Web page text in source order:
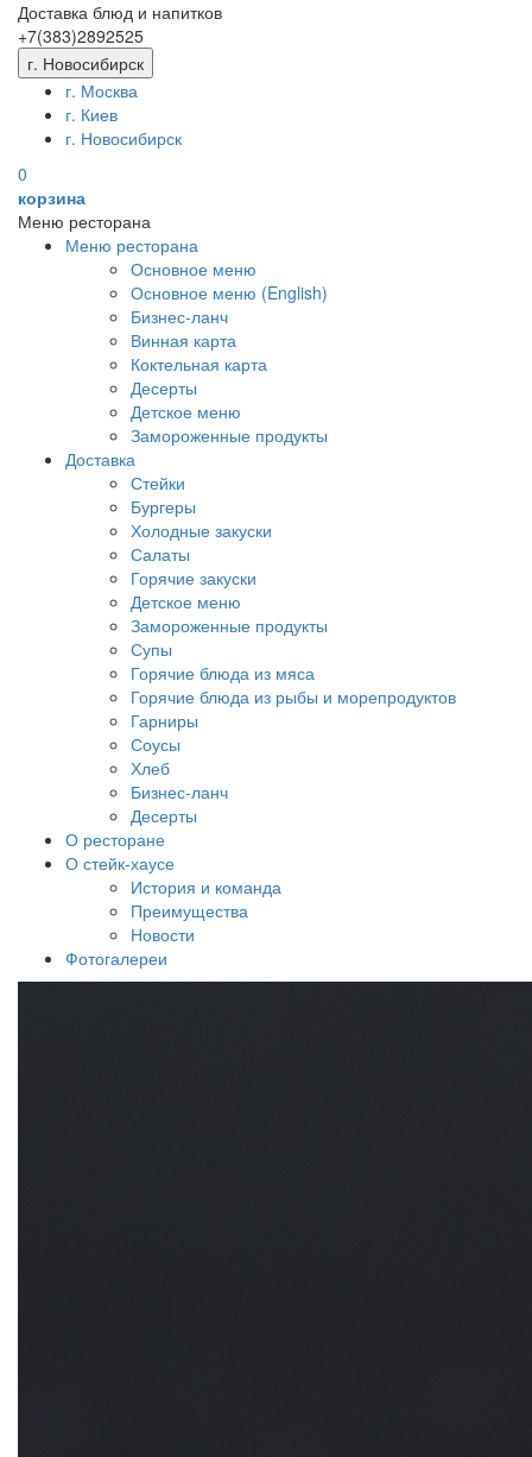
Доставка блюд и напитков
+7(383)2892525
г. Новосибирск
г. Москва
г. Киев
г. Новосибирск
0
корзина
Меню ресторана
Меню ресторана
Основное меню
Основное меню (English)
Бизнес-ланч
Винная карта
Коктельная карта
Десерты
Детское меню
Замороженные продукты
Доставка
Стейки
Бургеры
Холодные закуски
Салаты
Горячие закуски
Детское меню
Замороженные продукты
Супы
Горячие блюда из мяса
Горячие блюда из рыбы и морепродуктов
Гарниры
Соусы
Хлеб
Бизнес-ланч
Десерты
О ресторане
О стейк-хаусе
История и команда
Преимущества
Новости
Фотогалереи